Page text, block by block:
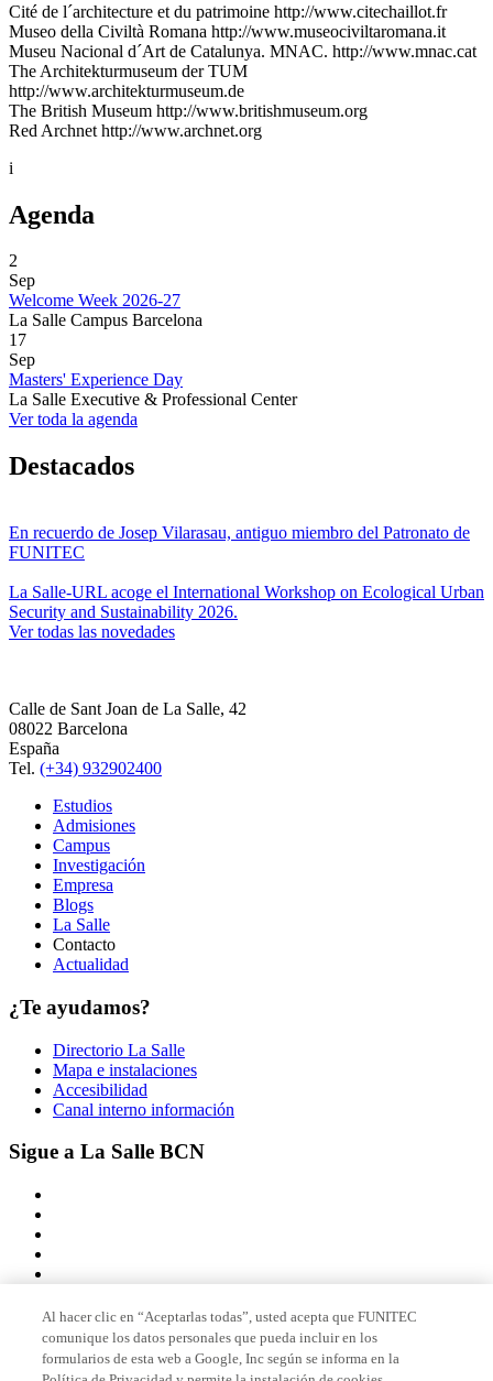
Cité de l´architecture et du patrimoine http://www.citechaillot.fr
Museo della Civiltà Romana http://www.museociviltaromana.it
Museu Nacional d´Art de Catalunya. MNAC. http://www.mnac.cat
The Architekturmuseum der TUM
http://www.architekturmuseum.de
The British Museum http://www.britishmuseum.org
Red Archnet http://www.archnet.org
i
Agenda
2
Sep
Welcome Week 2026-27
La Salle Campus Barcelona
17
Sep
Masters' Experience Day
La Salle Executive & Professional Center
Ver toda la agenda
Destacados
En recuerdo de Josep Vilarasau, antiguo miembro del Patronato de
FUNITEC
La Salle-URL acoge el International Workshop on Ecological Urban
Security and Sustainability 2026.
Ver todas las novedades
Calle de Sant Joan de La Salle, 42
08022 Barcelona
España
Tel. (+34) 932902400
Estudios
Admisiones
Campus
Investigación
Empresa
Blogs
La Salle
Contacto
Actualidad
¿Te ayudamos?
Directorio La Salle
Mapa e instalaciones
Accesibilidad
Canal interno información
Sigue a La Salle BCN
Miembro de
Al hacer clic en “Aceptarlas todas”, usted acepta que FUNITEC
comunique los datos personales que pueda incluir en los
formularios de esta web a Google, Inc según se informa en la